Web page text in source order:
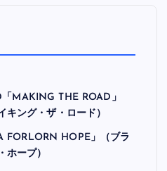
MAKING THE ROAD」
キング・ザ・ロード）
FORLORN HOPE」（ブラ
ホープ）